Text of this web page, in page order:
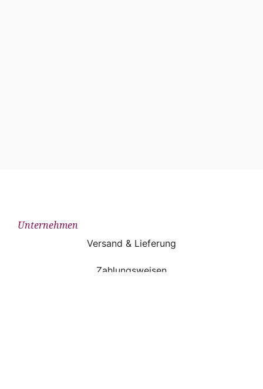
Unternehmen
Versand & Lieferung
Zahlungsweisen